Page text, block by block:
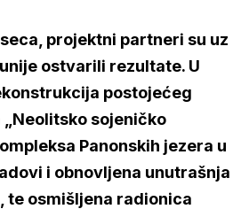
projektni partneri su uz
ostvarili rezultate. U
postojećeg
sojeničko
Panonskih jezera u
i obnovljena unutrašnja
te osmišljena radionica